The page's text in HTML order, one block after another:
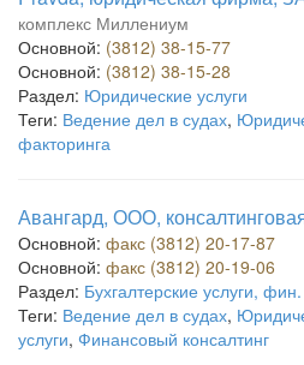
комплекс Миллениум
Основной: (3812) 38-15-77
Основной: (3812) 38-15-28
Раздел: Юридические услуги
Теги: Ведение дел в судах,
факторинга
Авангард, ООО,
Основной: факс (3812) 20-17-87
Основной: факс (3812) 20-19-06
Раздел: Бухгалтерские услуги,
Теги: Ведение дел в судах,
услуги, Финансовый консалтинг